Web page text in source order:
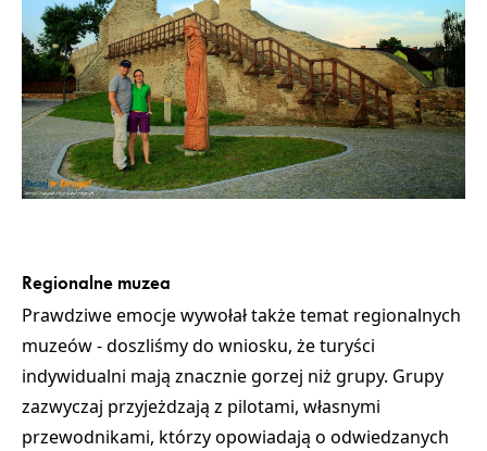
Regionalne muzea
Prawdziwe emocje wywołał także temat regionalnych
muzeów - doszliśmy do wniosku, że turyści
indywidualni mają znacznie gorzej niż grupy. Grupy
zazwyczaj przyjeżdzają z pilotami, własnymi
przewodnikami, którzy opowiadają o odwiedzanych